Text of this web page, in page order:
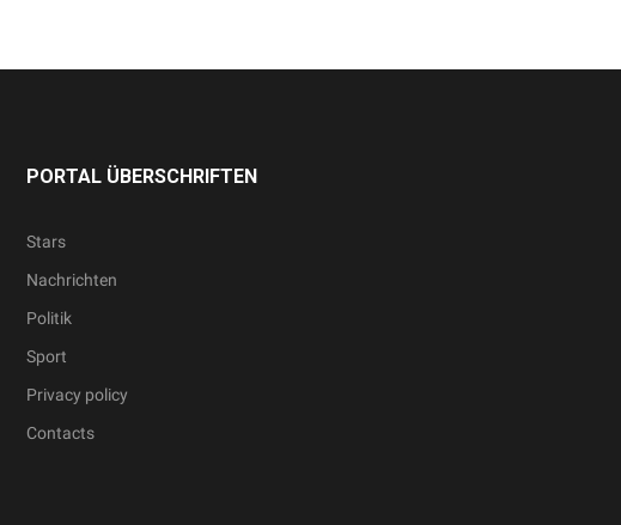
PORTAL ÜBERSCHRIFTEN
Stars
Nachrichten
Politik
Sport
Privacy policy
Contacts